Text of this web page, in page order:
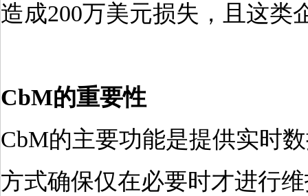
造成200万美元损失，且这类
CbM的重要性
CbM的主要功能是提供实时
方式确保仅在必要时才进行